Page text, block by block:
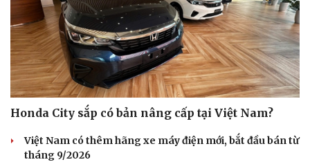
Hạt giống tâm hồn
Honda City sắp có bản nâng cấp tại Việt Nam?
Việt Nam có thêm hãng xe máy điện mới, bắt đầu bán từ
tháng 9/2026